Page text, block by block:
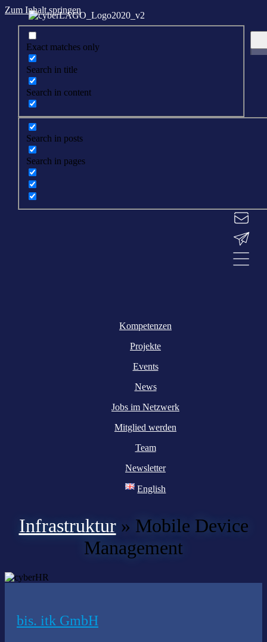
Zum Inhalt springen
Exact matches only
Search in title
Search in content
Search in posts
Search in pages
Kompetenzen
Projekte
Events
News
Jobs im Netzwerk
Mitglied werden
Team
Newsletter
English
Infrastruktur» Mobile Device
Management
bis. itk GmbH